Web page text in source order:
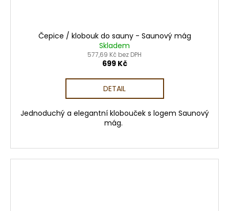
Čepice / klobouk do sauny - Saunový mág
Skladem
577,69 Kč bez DPH
699 Kč
DETAIL
Jednoduchý a elegantní klobouček s logem Saunový
mág.